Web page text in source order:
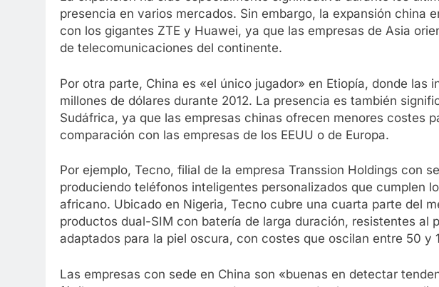
presencia en varios mercados. Sin embargo, la expansión china
con los gigantes ZTE y Huawei, ya que las empresas de Asia
de telecomunicaciones del continente.
Por otra parte, China es «el único jugador» en Etiopía, donde las
millones de dólares durante 2012. La presencia es también
Sudáfrica, ya que las empresas chinas ofrecen menores costes
comparación con las empresas de los EEUU o de Europa.
Por ejemplo, Tecno, filial de la empresa Transsion Holdings con
produciendo teléfonos inteligentes personalizados que cumplen
africano. Ubicado en Nigeria, Tecno cubre una cuarta parte del
productos dual-SIM con batería de larga duración, resistentes al
adaptados para la piel oscura, con costes que oscilan entre 50 y
Las empresas con sede en China son «buenas en detectar